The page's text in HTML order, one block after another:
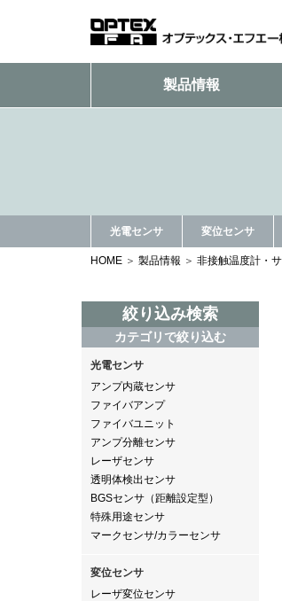
製品情報
光電センサ 変位センサ
HOME 製品情報 非接触温度計・
絞り込み検索
カテゴリで絞り込む
光電センサ
アンプ内蔵センサ
ファイバアンプ
ファイバユニット
アンプ分離センサ
レーザセンサ
透明体検出センサ
BGSセンサ（距離設定型）
特殊用途センサ
マークセンサ/カラーセンサ
変位センサ
レーザ変位センサ